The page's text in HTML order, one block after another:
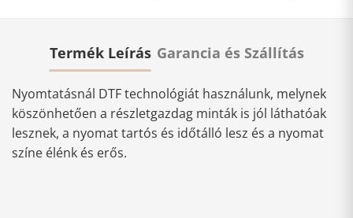
Termék Leírás Garancia és Szállítás
Nyomtatásnál DTF technológiát használunk, melynek
köszönhetően a részletgazdag minták is jól láthatóak
lesznek, a nyomat tartós és időtálló lesz és a nyomat
színe élénk és erős.